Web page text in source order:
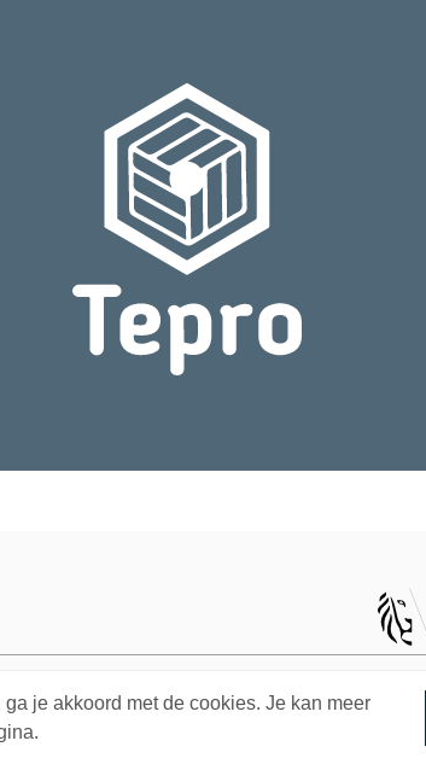
je akkoord met de cookies. Je kan meer